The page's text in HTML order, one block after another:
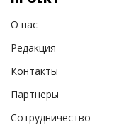
О нас
Редакция
Контакты
Партнеры
Сотрудничество